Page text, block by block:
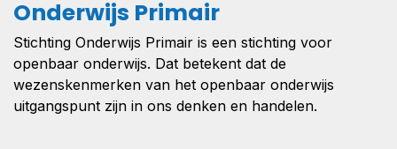
Onderwijs Primair
Stichting Onderwijs Primair is een stichting voor
openbaar onderwijs. Dat betekent dat de
wezenskenmerken van het openbaar onderwijs
uitgangspunt zijn in ons denken en handelen.